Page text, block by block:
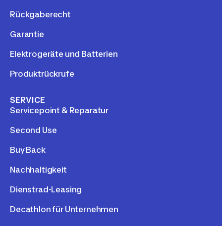
Rückgaberecht
Garantie
Elektrogeräte und Batterien
Produktrückrufe
SERVICE
Servicepoint & Reparatur
Second Use
Buy Back
Nachhaltigkeit
Dienstrad-Leasing
Decathlon für Unternehmen